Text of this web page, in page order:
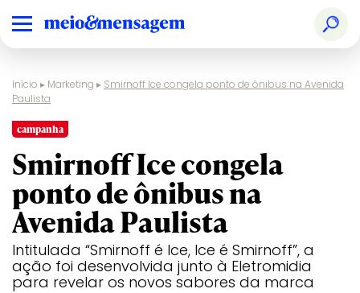
Início ▸ Marketing ▸ Smirnoff Ice congela ponto de ônibus na Avenida
Paulista
campanha
Smirnoff Ice congela
ponto de ônibus na
Avenida Paulista
Intitulada “Smirnoff é Ice, Ice é Smirnoff”, a
ação foi desenvolvida junto à Eletromidia
para revelar os novos sabores da marca